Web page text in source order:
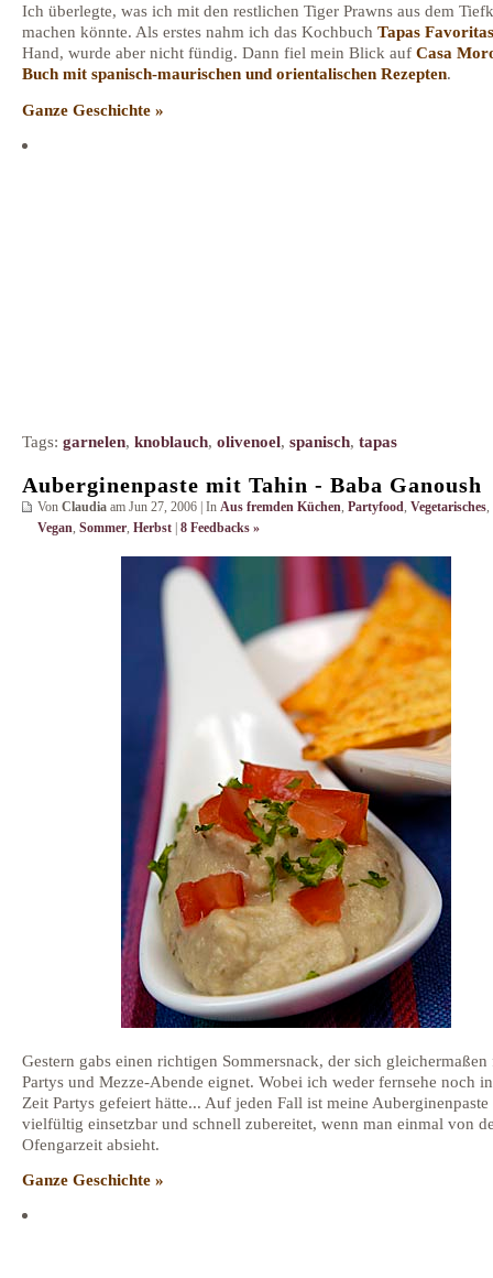
Ich überlegte, was ich mit den restlichen Tiger Prawns aus dem
machen könnte. Als erstes nahm ich das Kochbuch Tapas
Hand, wurde aber nicht fündig. Dann fiel mein Blick auf Casa
Buch mit spanisch-maurischen und orientalischen Rezepten.
Ganze Geschichte »
Tags: garnelen, knoblauch, olivenoel, spanisch, tapas
Auberginenpaste mit Tahin - Baba Ganoush
Von Claudia am Jun 27, 2006 | In Aus fremden Küchen, Partyfood, Vegetarisches,
Vegan, Sommer, Herbst 8 Feedbacks »
Gestern gabs einen richtigen Sommersnack, der sich gleichermaßen
Partys und Mezze-Abende eignet. Wobei ich weder fernsehe noch
Zeit Partys gefeiert hätte... Auf jeden Fall ist meine Auberginenpaste
vielfültig einsetzbar und schnell zubereitet, wenn man einmal von
Ofengarzeit absieht.
Ganze Geschichte »